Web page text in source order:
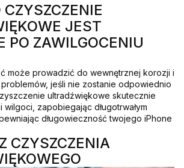
CZYSZCZENIE
JEST
PO ZAWILGOCENIU
może prowadzić do wewnętrznej korozji i
jeśli nie zostanie odpowiednio
ultradźwiękowe skutecznie
wilgoci, zapobiegając długotrwałym
długowieczność twojego iPhone
CZYSZCZENIA